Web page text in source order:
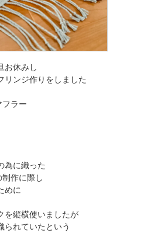
お休みし
リンジ作りをしました
ラー
為に織った
作に際し
めに
を縦横使いましたが
られていたという